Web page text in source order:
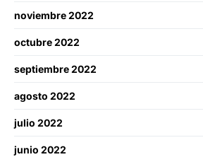
noviembre 2022
octubre 2022
septiembre 2022
agosto 2022
julio 2022
junio 2022